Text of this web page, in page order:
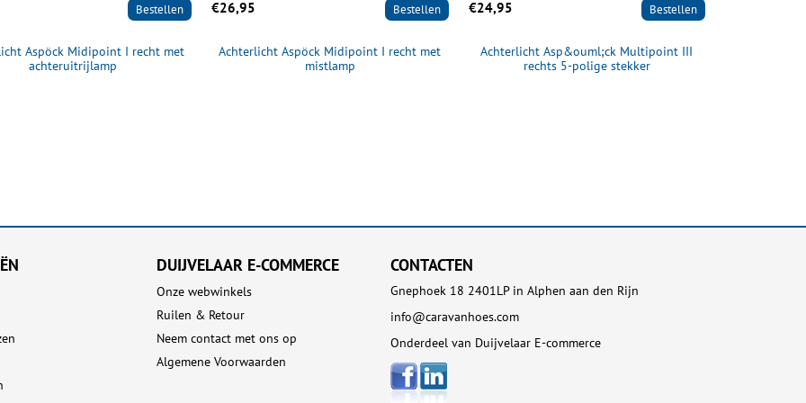
Bestellen
Aspöck Midipoint I recht met
achteruitrijlamp
€26,95 Bestellen
Achterlicht Aspöck Midipoint I recht met
mistlamp
€24,95 Bestellen
Achterlicht Asp&ouml;ck Multipoint III
rechts 5-polige stekker
DUIJVELAAR E-COMMERCE
Onze webwinkels
Ruilen & Retour
Neem contact met ons op
Algemene Voorwaarden
CONTACTEN
Gnephoek 18 2401LP in Alphen aan den Rijn
info@caravanhoes.com
Onderdeel van Duijvelaar E-commerce